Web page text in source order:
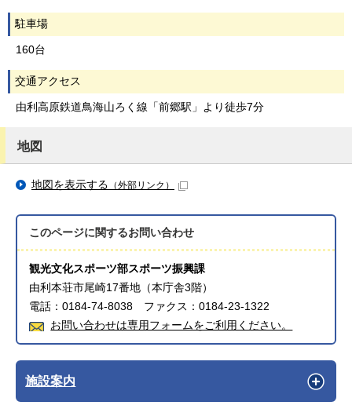
駐車場
160台
交通アクセス
由利高原鉄道鳥海山ろく線「前郷駅」より徒歩7分
地図
地図を表示する （外部リンク）
このページに関するお問い合わせ
観光文化スポーツ部スポーツ振興課
由利本荘市尾崎17番地（本庁舎3階）
電話：0184-74-8038 ファクス：0184-23-1322
お問い合わせは専用フォームをご利用ください。
施設案内